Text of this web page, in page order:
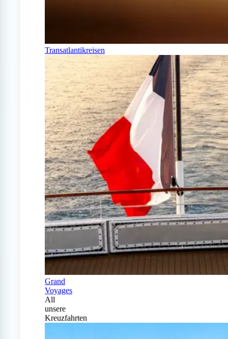
Transatlantikreisen
Grand
Voyages
All
unsere
Kreuzfahrten